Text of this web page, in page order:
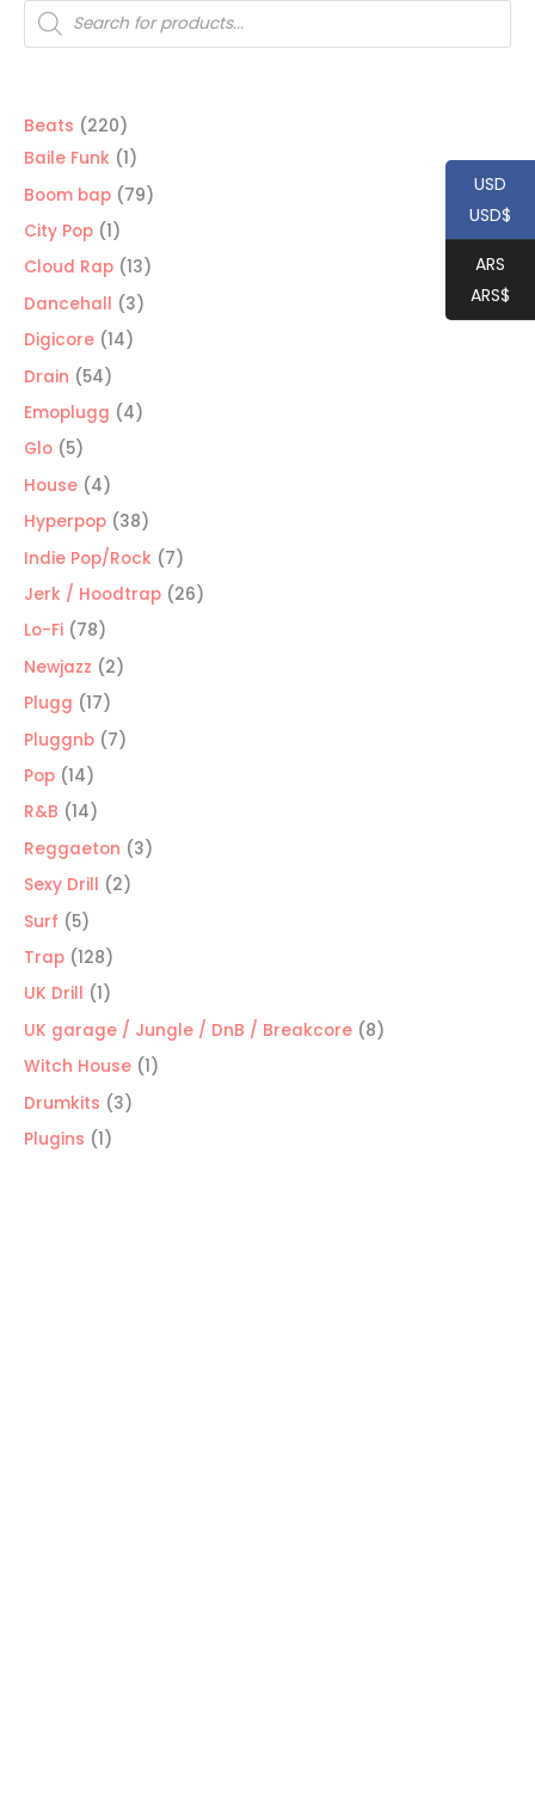
Búsqueda
de
productos
Beats 220220
productos
Baile Funk 11
producto
Boom bap 7979
City Pop 11
producto
Cloud Rap 1313
productos
Dancehall 33
Digicore 1414
Drain 5454
productos
Emoplugg 44
Glo 55
productos
House 44
productos
Hyperpop 3838
productos
Indie Pop/Rock 77
productos
Jerk / Hoodtrap 2626
Lo-Fi 7878
productos
Newjazz 22
Plugg 1717
productos
Pluggnb 77
Pop 1414
productos
R&B 1414
productos
Reggaeton 33
Sexy Drill 22
Surf 55
productos
Trap 128128
productos
UK Drill 11
producto
UK garage / Jungle / DnB / Breakcore 88
Witch House 11
Drumkits 33
Plugins 11
USD
USD$
ARS
ARS$